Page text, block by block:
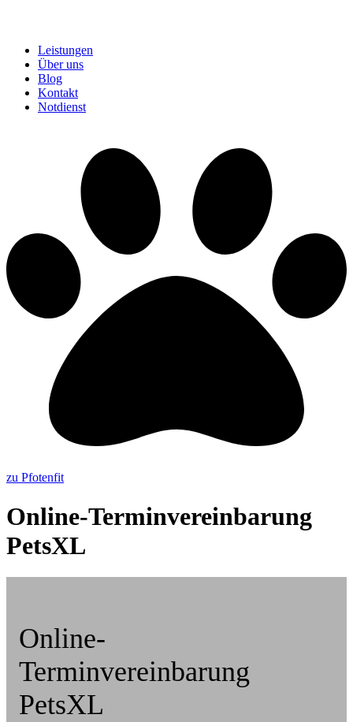
Leistungen
Über uns
Blog
Kontakt
Notdienst
zu Pfotenfit
Online-Terminvereinbarung
PetsXL
Online-
Terminvereinbarung
PetsXL